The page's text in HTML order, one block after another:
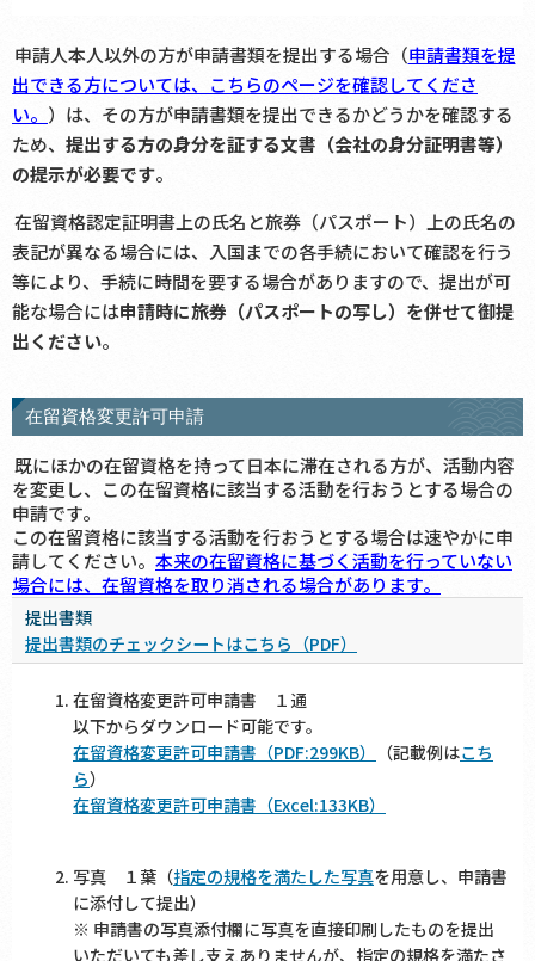
申請人本人以外の方が申請書類を提出する場合（申請書類を提
出できる方については、こちらのページを確認してくださ
い。 ）は、その方が申請書類を提出できるかどうかを確認する
ため、 提出する方の身分を証する文書（会社の身分証明書等）
の提示が必要です。
在留資格認定証明書上の氏名と旅券（パスポート）上の氏名の
表記が異なる場合には、入国までの各手続において確認を行う
等により、手続に時間を要する場合がありますので、提出が可
能な場合には申請時に旅券（パスポートの写し）を併せて御提
出ください。
在留資格変更許可申請
既にほかの在留資格を持って日本に滞在される方が、活動内容
を変更し、この在留資格に該当する活動を行おうとする場合の
申請です。
この在留資格に該当する活動を行おうとする場合は速やかに申
請してください。 本来の在留資格に基づく活動を行っていない
場合には、在留資格を取り消される場合があります。
提出書類
提出書類のチェックシートはこちら（PDF）
在留資格変更許可申請書 １通
以下からダウンロード可能です。
在留資格変更許可申請書（PDF:299KB）
（記載例はこち
ら）
在留資格変更許可申請書（Excel:133KB）
写真 １葉（指定の規格を満たした写真を用意し、申請書
に添付して提出）
※ 申請書の写真添付欄に写真を直接印刷したものを提出
いただいても差し支えありませんが、指定の規格を満たさ